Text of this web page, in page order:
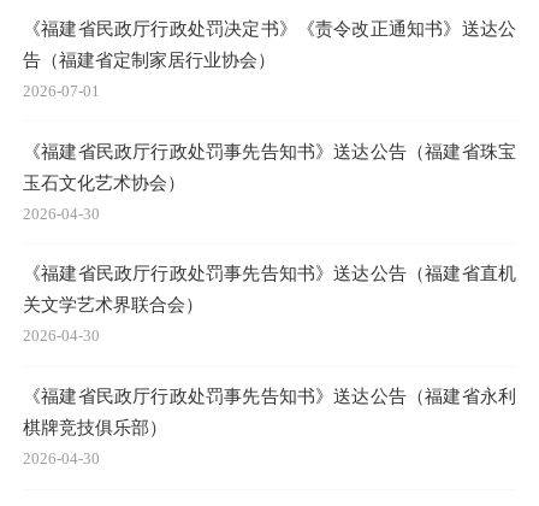
《福建省民政厅行政处罚决定书》《责令改正通知书》送达公
告（福建省定制家居行业协会）
2026-07-01
《福建省民政厅行政处罚事先告知书》送达公告（福建省珠宝
玉石文化艺术协会）
2026-04-30
《福建省民政厅行政处罚事先告知书》送达公告（福建省直机
关文学艺术界联合会）
2026-04-30
《福建省民政厅行政处罚事先告知书》送达公告（福建省永利
棋牌竞技俱乐部）
2026-04-30